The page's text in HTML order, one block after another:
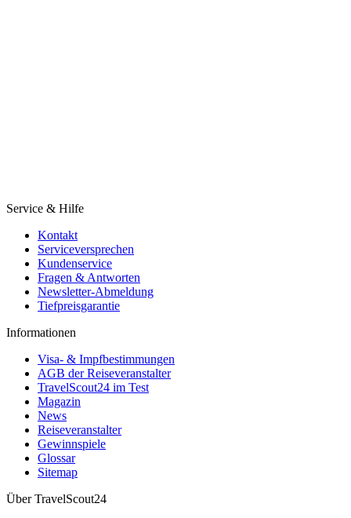
Service & Hilfe
Kontakt
Serviceversprechen
Kundenservice
Fragen & Antworten
Newsletter-Abmeldung
Tiefpreisgarantie
Informationen
Visa- & Impfbestimmungen
AGB der Reiseveranstalter
TravelScout24 im Test
Magazin
News
Reiseveranstalter
Gewinnspiele
Glossar
Sitemap
Über TravelScout24